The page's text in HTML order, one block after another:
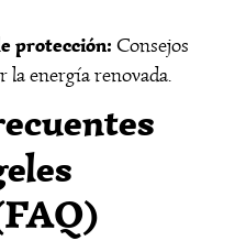
protección: Consejos
la energía renovada.